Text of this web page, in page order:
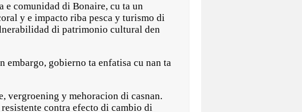
e comunidad di Bonaire, cu ta un
y e impacto riba pesca y turismo di
di patrimonio cultural den
embargo, gobierno ta enfatisa cu nan ta
vergroening y mehoracion di casnan.
contra efecto di cambio di